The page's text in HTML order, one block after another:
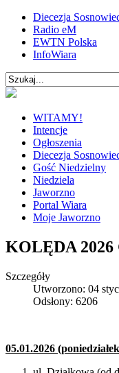
Diecezja
Radio eM
EWTN Polska
InfoWiara
WITAMY!
Intencje
Ogłoszenia
Diecezja
Gość Niedzielny
Niedziela
Jaworzno
Portal Wiara
Moje Jaworzno
KOLĘDA 2026
Szczegóły
Utworzono: 04
Odsłony: 6206
05.01.2026